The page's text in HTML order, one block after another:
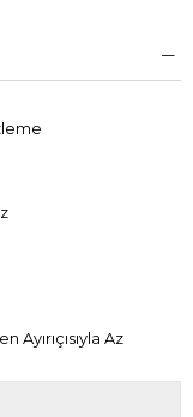
Ayırıçısıyla Az